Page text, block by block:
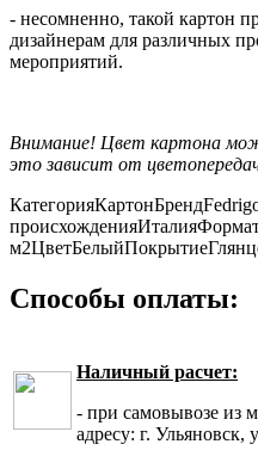
- несомненно, такой картон
дизайнерам для различных
мероприятий.
Внимание! Цвет картона
это зависит от
КатегорияКартонБренд
происхожденияИталия
м2ЦветБелыйПокрытие
Способы оплаты:
Наличный расчет:
- при самовывозе из
адресу: г. Ульяновск,